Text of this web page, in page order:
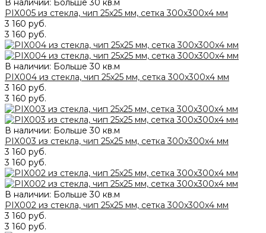
В наличии: Больше 30 кв.м
PIX005 из стекла, чип 25х25 мм, сетка 300х300х4 мм
3 160 руб.
3 160 руб.
В наличии: Больше 30 кв.м
PIX004 из стекла, чип 25х25 мм, сетка 300х300х4 мм
3 160 руб.
3 160 руб.
В наличии: Больше 30 кв.м
PIX003 из стекла, чип 25х25 мм, сетка 300х300х4 мм
3 160 руб.
3 160 руб.
В наличии: Больше 30 кв.м
PIX002 из стекла, чип 25х25 мм, сетка 300х300х4 мм
3 160 руб.
3 160 руб.